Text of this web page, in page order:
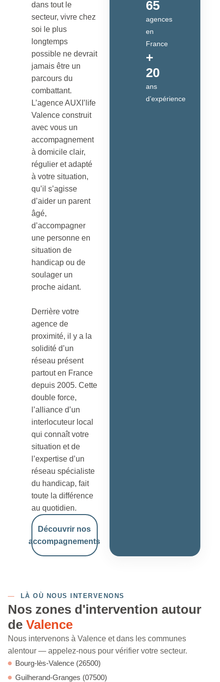
dans tout le
secteur, vivre chez
soi le plus
longtemps
possible ne devrait
jamais être un
parcours du
combattant.
L’agence AUXI’life
Valence construit
avec vous un
accompagnement
à domicile clair,
régulier et adapté
à votre situation,
qu’il s’agisse
d’aider un parent
âgé,
d’accompagner
une personne en
situation de
handicap ou de
soulager un
proche aidant.
Derrière votre
agence de
proximité, il y a la
solidité d’un
réseau présent
partout en France
depuis 2005. Cette
double force,
l’alliance d’un
interlocuteur local
qui connaît votre
situation et de
l’expertise d’un
réseau spécialiste
du handicap, fait
toute la différence
au quotidien.
Découvrir nos
accompagnements
65
agences
en
France
+
20
ans
d’expérience
— LÀ OÙ NOUS INTERVENONS
Nos zones d'intervention autour
de Valence
Nous intervenons à Valence et dans les communes
alentour — appelez-nous pour vérifier votre secteur.
Bourg-lès-Valence (26500)
Guilherand-Granges (07500)